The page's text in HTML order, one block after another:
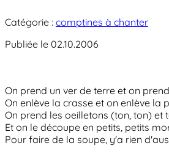
Catégorie : comptines à chanter
Publiée le 02.10.2006
On prend un ver de terre et on
On enlève la crasse et on enlève la
On prend les oeilletons (ton, ton) et
Et on le découpe en petits, petits
Pour faire de la soupe, y'a rien